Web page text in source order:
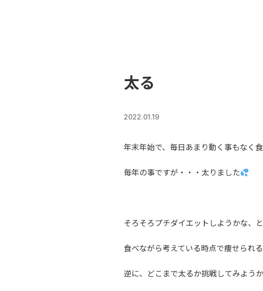
太る
2022.01.19
年末年始で、毎日あまり動く事もなく食
毎年の事ですが・・・太りました
そろそろプチダイエットしようかな、
食べながら考えている時点で痩せられ
逆に、どこまで太るか挑戦してみよう